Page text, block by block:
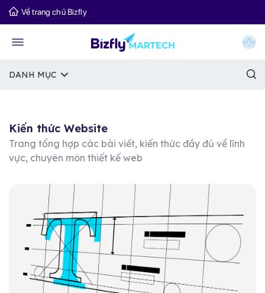
Về trang chủ Bizfly
DANH MỤC
Kiến thức Website
Trang tổng hợp các bài viết, kiến thức đầy đủ về lĩnh
vực, chuyên môn thiết kế web